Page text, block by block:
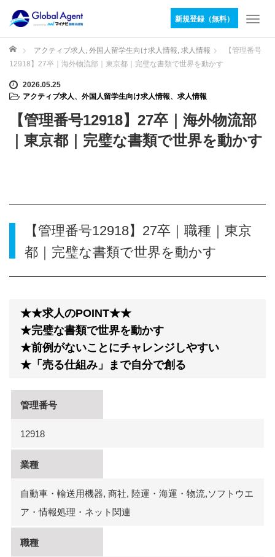
新規登録（無料）
T
g
v
i
g
ホーム アクティブ求人 , 外国人留学生向け求人情報, 求人情報
【管理番号
12918】27卒｜海外物流部｜東京都｜完璧な書類で世界を動かす
2026.05.25
アクティブ求人、 外国人留学生向け求人情報、 求人情報
【管理番号12918】27卒｜海外物流部
｜東京都｜完璧な書類で世界を動かす
【管理番号12918】27卒｜職種｜東京
都｜完璧な書類で世界を動かす
★★求人のPOINT★★
★完璧な書類で世界を動かす
★前例がないことにチャレンジしやすい
★「売る仕組み」まで自分で創る
管理番号
12918
業種
自動車・輸送用機器, 商社, 陸運・海運・物流,ソフトウエ
ア・情報処理・ネット関連
職種